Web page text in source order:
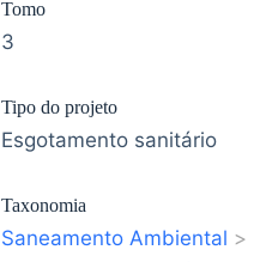
Tomo
3
Tipo do projeto
Esgotamento sanitário
Taxonomia
Saneamento Ambiental >